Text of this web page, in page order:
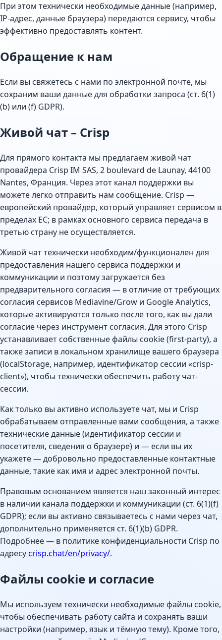
При этом технически необходимые данные (например,
IP-адрес, данные браузера) передаются сервису, чтобы
эффективно предоставлять контент.
Обращение к нам
Если вы свяжетесь с нами по электронной почте, мы
сохраним ваши данные для обработки запроса (ст. 6(1)
(b) или (f) GDPR).
Живой чат – Crisp
Для прямого контакта мы предлагаем живой чат
провайдера Crisp IM SAS, 2 boulevard de Launay, 44100
Nantes, Франция. Через этот канал поддержки вы
можете легко отправить нам сообщение. Crisp —
европейский провайдер, который управляет сервисом в
пределах ЕС; в рамках основного сервиса передача в
третью страну не осуществляется.
Живой чат технически необходим/функционален для
предоставления нашего сервиса поддержки и
коммуникации и поэтому загружается без
предварительного согласия — в отличие от требующих
согласия сервисов Mediavine/Grow и Google Analytics,
которые активируются только после того, как вы дали
согласие через инструмент согласия. Для этого Crisp
устанавливает собственные файлы cookie (first-party), а
также записи в локальном хранилище вашего браузера
(localStorage, например, идентификатор сессии «crisp-
client»), чтобы технически обеспечить работу чат-
сессии.
Как только вы активно используете чат, мы и Crisp
обрабатываем отправленные вами сообщения, а также
технические данные (идентификатор сессии и
посетителя, сведения о браузере) и — если вы их
укажете — добровольно предоставленные контактные
данные, такие как имя и адрес электронной почты.
Правовым основанием является наш законный интерес
в наличии канала поддержки и коммуникации (ст. 6(1)(f)
GDPR); если вы активно связываетесь с нами через чат,
дополнительно применяется ст. 6(1)(b) GDPR.
Подробнее — в политике конфиденциальности Crisp по
адресуcrisp.chat/en/privacy/.
Файлы cookie и согласие
Мы используем технически необходимые файлы cookie,
чтобы обеспечивать работу сайта и сохранять ваши
настройки (например, язык и тёмную тему). Кроме того,